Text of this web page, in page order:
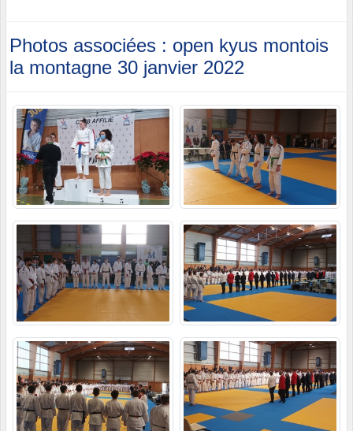
Photos associées : open kyus montois
la montagne 30 janvier 2022